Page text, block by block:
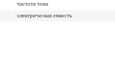
частота тока
электрическая емкость